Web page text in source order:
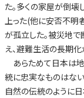
た。多くの家屋が倒
上った(他に安否不明
が孤立した。被災地
え、避難生活の長期化
あらためて日本は地
統に忠実なものはな
自然の伝統のように